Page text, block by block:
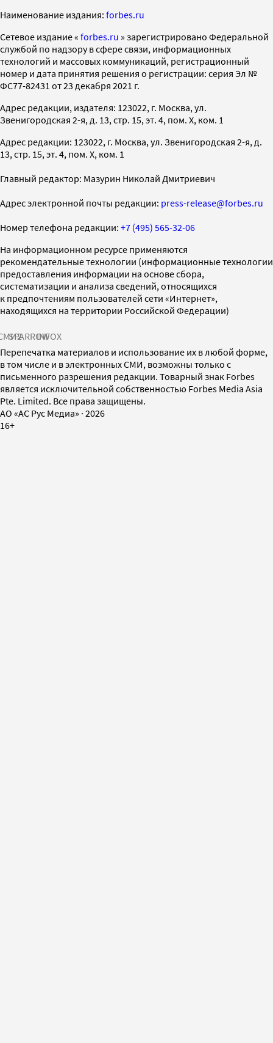
Наименование издания: forbes.ru
Cетевое издание « forbes.ru » зарегистрировано Федеральной
службой по надзору в сфере связи, информационных
технологий и массовых коммуникаций, регистрационный
номер и дата принятия решения о регистрации: серия Эл №
ФС77-82431 от 23 декабря 2021 г.
Адрес редакции, издателя: 123022, г. Москва, ул.
Звенигородская 2-я, д. 13, стр. 15, эт. 4, пом. X, ком. 1
Адрес редакции: 123022, г. Москва, ул. Звенигородская 2-я, д.
13, стр. 15, эт. 4, пом. X, ком. 1
Главный редактор: Мазурин Николай Дмитриевич
Адрес электронной почты редакции: press-release@forbes.ru
Номер телефона редакции: +7 (495) 565-32-06
На информационном ресурсе применяются
рекомендательные технологии (информационные технологии
предоставления информации на основе сбора,
систематизации и анализа сведений, относящихся
к предпочтениям пользователей сети «Интернет»,
находящихся на территории Российской Федерации)
SPARROWINFOX
Перепечатка материалов и использование их в любой форме,
в том числе и в электронных СМИ, возможны только с
письменного разрешения редакции. Товарный знак Forbes
является исключительной собственностью Forbes Media Asia
Pte. Limited. Все права защищены.
AO «АС Рус Медиа» · 2026
16+